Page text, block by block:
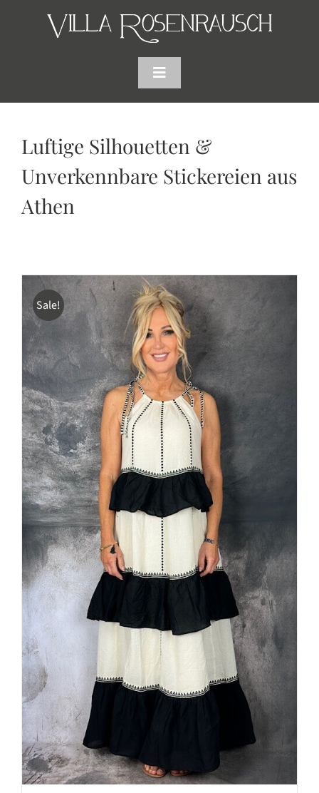
Toggle
Navigation
SHOP
AKTUELLES
SUCHE
Luftige Silhouetten &
Unverkennbare Stickereien aus
Athen
Sale!